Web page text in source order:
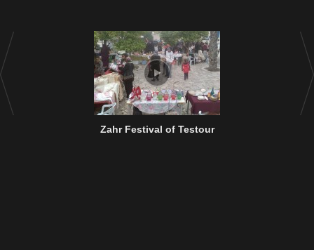
Zahr Festival of Testour